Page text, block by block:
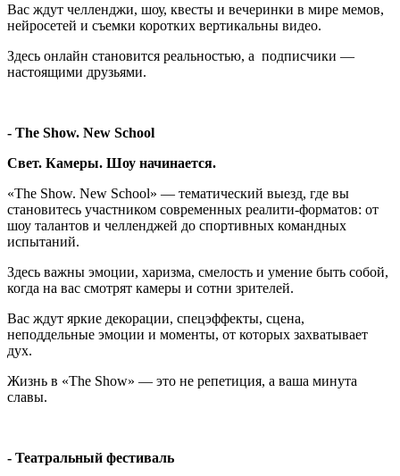
Вас ждут челленджи, шоу, квесты и вечеринки в мире мемов,
нейросетей и съемки коротких вертикальны видео.
Здесь онлайн становится реальностью, а подписчики —
настоящими друзьями.
- The Show. New School
Свет. Камеры. Шоу начинается.
«The Show. New School» — тематический выезд, где вы
становитесь участником современных реалити-форматов: от
шоу талантов и челленджей до спортивных командных
испытаний.
Здесь важны эмоции, харизма, смелость и умение быть собой,
когда на вас смотрят камеры и сотни зрителей.
Вас ждут яркие декорации, спецэффекты, сцена,
неподдельные эмоции и моменты, от которых захватывает
дух.
Жизнь в «The Show» — это не репетиция, а ваша минута
славы.
- Театральный фестиваль